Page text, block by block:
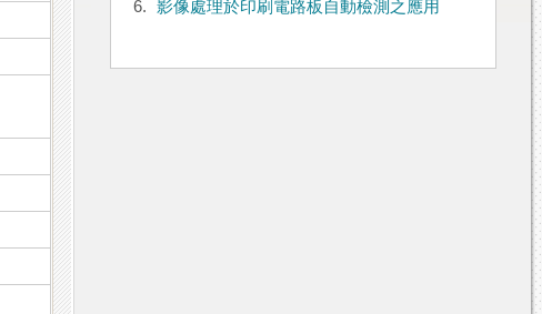
6.
影像處理於印刷電路板自動檢測之應用